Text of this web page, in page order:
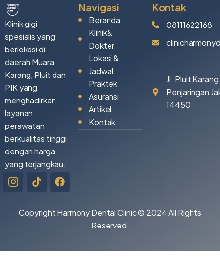
Klinik gigi
spesialis yang
berlokasi di
daerah Muara
Karang, Pluit dan
PIK yang
menghadirkan
layanan
perawatan
berkualitas tinggi
dengan harga
yang terjangkau.
Icon-
instagram-
1
TiktokFacebook
Navigasi
Beranda
Klinik&
Dokter
Lokasi &
Jadwal
Praktek
Asuransi
Artikel
Kontak
Kontak
08111622168
Jl. Pluit
Penjaringan
14450
Copyright Harmony Dental Clinic © 2024 All Rights
Reserved.